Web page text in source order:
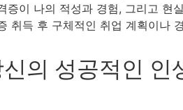
증이 나의 적성과 경험, 그리고 현
취득 후 구체적인 취업 계획이나
신의 성공적인